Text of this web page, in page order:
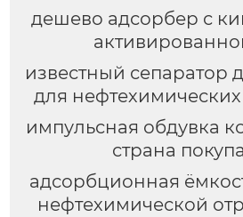
дешево адсорбер с
известный сепаратор
для
импульсная обдувка
страна
адсорбционная
нефтехимической